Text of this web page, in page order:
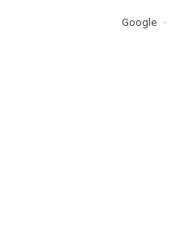
Google